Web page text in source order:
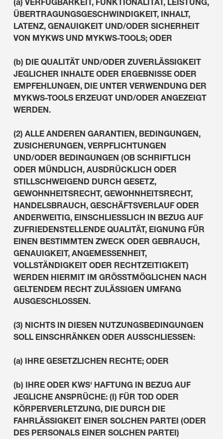
(a) VERFÜGBARKEIT, FUNKTIONALITÄT, LEISTUNG,
ÜBERTRAGUNGSGESCHWINDIGKEIT, INHALT,
LATENZ, GENAUIGKEIT UND/ODER SICHERHEIT
VON MYKWS UND MYKWS-TOOLS; ODER
(b) DIE QUALITÄT UND/ODER ZUVERLÄSSIGKEIT
JEGLICHER INHALTE ODER ERGEBNISSE ODER
EMPFEHLUNGEN, DIE UNTER VERWENDUNG DER
MYKWS-TOOLS ERZEUGT UND/ODER ANGEZEIGT
WERDEN.
(2) ALLE ANDEREN GARANTIEN, BEDINGUNGEN,
ZUSICHERUNGEN, VERPFLICHTUNGEN
UND/ODER BEDINGUNGEN (OB SCHRIFTLICH
ODER MÜNDLICH, AUSDRÜCKLICH ODER
STILLSCHWEIGEND DURCH GESETZ,
GEWOHNHEITSRECHT, GEWOHNHEITSRECHT,
HANDELSBRAUCH, GESCHÄFTSVERLAUF ODER
ANDERWEITIG, EINSCHLIESSLICH IN BEZUG AUF
ZUFRIEDENSTELLENDE QUALITÄT, EIGNUNG FÜR
EINEN BESTIMMTEN ZWECK ODER GEBRAUCH,
GENAUIGKEIT, ANGEMESSENHEIT,
VOLLSTÄNDIGKEIT ODER RECHTZEITIGKEIT)
WERDEN HIERMIT IM GRÖSSTMÖGLICHEN NACH
GELTENDEM RECHT ZULÄSSIGEN UMFANG
AUSGESCHLOSSEN.
(3) NICHTS IN DIESEN NUTZUNGSBEDINGUNGEN
SOLL EINSCHRÄNKEN ODER AUSSCHLIESSEN:
(a) IHRE GESETZLICHEN RECHTE; ODER
(b) IHRE ODER KWS' HAFTUNG IN BEZUG AUF
JEGLICHE ANSPRÜCHE: (I) FÜR TOD ODER
KÖRPERVERLETZUNG, DIE DURCH DIE
FAHRLÄSSIGKEIT EINER SOLCHEN PARTEI (ODER
DES PERSONALS EINER SOLCHEN PARTEI)